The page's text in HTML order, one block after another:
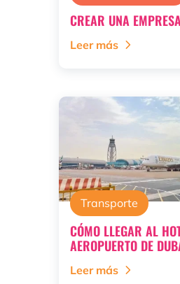
CREAR UNA
Leer más
Transporte
CÓMO LLEGAR AL
AEROPUERTO DE
Leer más